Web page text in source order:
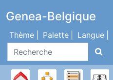
Genea-Belgique
Recherche
Thème Palette Langue